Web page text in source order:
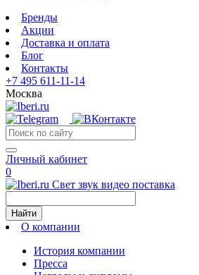
Бренды
Акции
Доставка и оплата
Блог
Контакты
+7 495 611-11-14
Москва
Личный кабинет
0
Свет звук видео поставка
Найти
О компании
История компании
Пресса